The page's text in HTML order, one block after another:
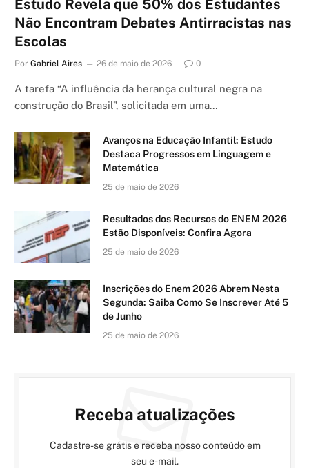
Estudo Revela que 50% dos Estudantes
Não Encontram Debates Antirracistas nas
Escolas
Por Gabriel Aires 26 de maio de 2026 0
A tarefa “A influência da herança cultural negra na
construção do Brasil”, solicitada em uma…
Avanços na Educação Infantil: Estudo
Destaca Progressos em Linguagem e
Matemática
25 de maio de 2026
Resultados dos Recursos do ENEM 2026
Estão Disponíveis: Confira Agora
25 de maio de 2026
Inscrições do Enem 2026 Abrem Nesta
Segunda: Saiba Como Se Inscrever Até 5
de Junho
25 de maio de 2026
Receba atualizações
Cadastre-se grátis e receba nosso conteúdo em
seu e-mail.